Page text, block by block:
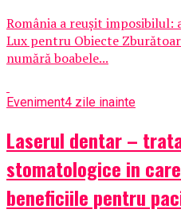
România a reușit imposibilul:
Lux pentru Obiecte
numără boabele...
Eveniment4 zile inainte
Laserul dentar –
stomatologice in
beneficiile pentru